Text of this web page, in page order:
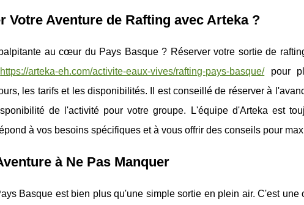
Votre Aventure de Rafting avec Arteka ?
au cœur du Pays Basque ? Réserver votre sortie de
https://arteka-eh.com/activite-eaux-vives/rafting-pays-basque/pour
les tarifs et les disponibilités. Il est conseillé de réserver à
de l'activité pour votre groupe. L'équipe d'Arteka est
à vos besoins spécifiques et à vous offrir des conseils pour
à Ne Pas Manquer
Basque est bien plus qu'une simple sortie en plein air. C'est une